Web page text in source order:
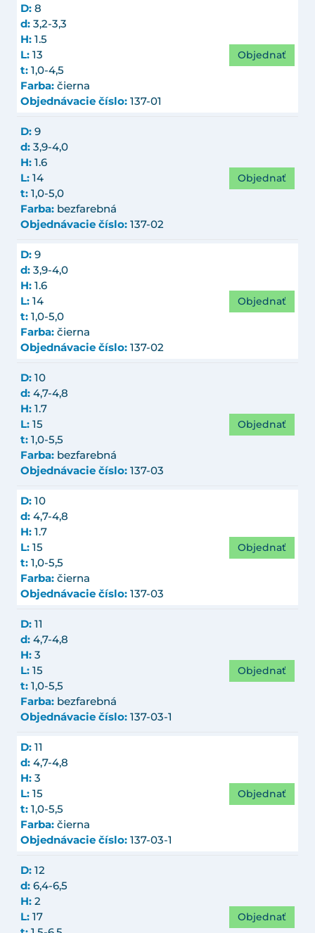
D: 8
d: 3,2-3,3
H: 1.5
L: 13
t: 1,0-4,5
Farba: čierna
Objednávacie číslo: 137-01
Objednať
D: 9
d: 3,9-4,0
H: 1.6
L: 14
t: 1,0-5,0
Farba: bezfarebná
Objednávacie číslo: 137-02
Objednať
D: 9
d: 3,9-4,0
H: 1.6
L: 14
t: 1,0-5,0
Farba: čierna
Objednávacie číslo: 137-02
Objednať
D: 10
d: 4,7-4,8
H: 1.7
L: 15
t: 1,0-5,5
Farba: bezfarebná
Objednávacie číslo: 137-03
Objednať
D: 10
d: 4,7-4,8
H: 1.7
L: 15
t: 1,0-5,5
Farba: čierna
Objednávacie číslo: 137-03
Objednať
D: 11
d: 4,7-4,8
H: 3
L: 15
t: 1,0-5,5
Farba: bezfarebná
Objednávacie číslo: 137-03-1
Objednať
D: 11
d: 4,7-4,8
H: 3
L: 15
t: 1,0-5,5
Farba: čierna
Objednávacie číslo: 137-03-1
Objednať
D: 12
d: 6,4-6,5
H: 2
L: 17
Objednať